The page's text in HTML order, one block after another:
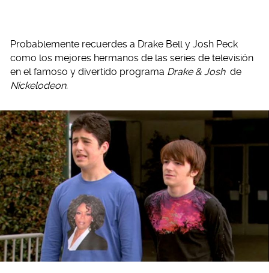
Probablemente recuerdes a Drake Bell y Josh Peck
como los mejores hermanos de las series de televisión
en el famoso y divertido programa Drake & Josh de
Nickelodeon.